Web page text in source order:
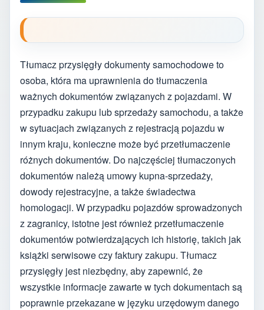
Tłumacz przysięgły dokumenty samochodowe to
osoba, która ma uprawnienia do tłumaczenia
ważnych dokumentów związanych z pojazdami. W
przypadku zakupu lub sprzedaży samochodu, a także
w sytuacjach związanych z rejestracją pojazdu w
innym kraju, konieczne może być przetłumaczenie
różnych dokumentów. Do najczęściej tłumaczonych
dokumentów należą umowy kupna-sprzedaży,
dowody rejestracyjne, a także świadectwa
homologacji. W przypadku pojazdów sprowadzonych
z zagranicy, istotne jest również przetłumaczenie
dokumentów potwierdzających ich historię, takich jak
książki serwisowe czy faktury zakupu. Tłumacz
przysięgły jest niezbędny, aby zapewnić, że
wszystkie informacje zawarte w tych dokumentach są
poprawnie przekazane w języku urzędowym danego